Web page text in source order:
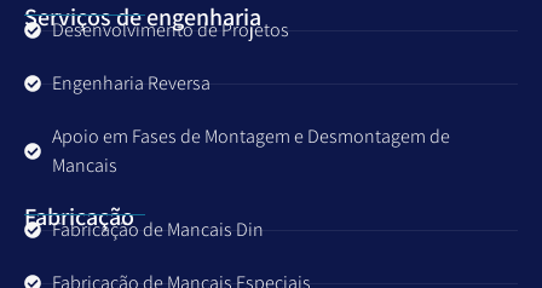
Serviços de engenharia
Desenvolvimento de Projetos
Engenharia Reversa
Apoio em Fases de Montagem e Desmontagem de
Mancais
Fabricação
Fabricação de Mancais Din
Fabricação de Mancais Especiais